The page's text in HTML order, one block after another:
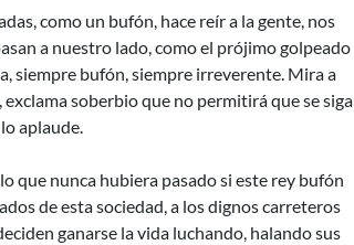
como un bufón, hace reír a la gente, nos
a nuestro lado, como el prójimo golpeado
siempre bufón, siempre irreverente. Mira a
soberbio que no permitirá que se siga
aplaude.
que nunca hubiera pasado si este rey bufón
de esta sociedad, a los dignos carreteros
ganarse la vida luchando, halando sus